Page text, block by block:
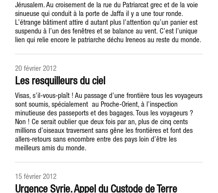
Jérusalem. Au croisement de la rue du Patriarcat grec et de la voie
sinueuse qui conduit à la porte de Jaffa il y a une tour ronde.
L’étrange bâtiment attire d autant plus l’attention qu’un panier est
suspendu à l’un des fenêtres et se balance au vent. C’est l’unique
lien qui relie encore le patriarche déchu Ireneos au reste du monde.
20 février 2012
Les resquilleurs du ciel
Visas, s’il-vous-plaît ! Au passage d’une frontière tous les voyageurs
sont soumis, spécialement au Proche-Orient, à l’inspection
minutieuse des passeports et des bagages. Tous les voyageurs ?
Non ! Ce serait oublier que deux fois par an, plus de cinq cents
millions d’oiseaux traversent sans gêne les frontières et font des
allers-retours sans encombre entre des pays loin d’être les
meilleurs amis du monde.
15 février 2012
Urgence Syrie. Appel du Custode de Terre